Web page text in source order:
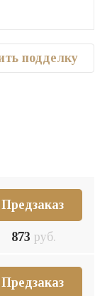
подделку
Предзаказ
873 руб.
Предзаказ